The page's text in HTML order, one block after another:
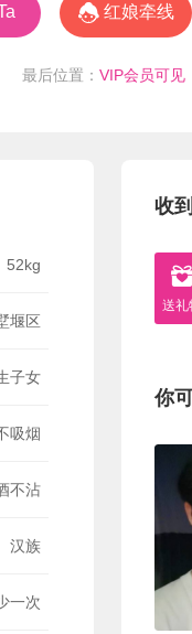
 红娘牵线
最后位置： VIP会员可见
52kg
堰区
子女
吸烟
不沾
汉族
一次
收

你